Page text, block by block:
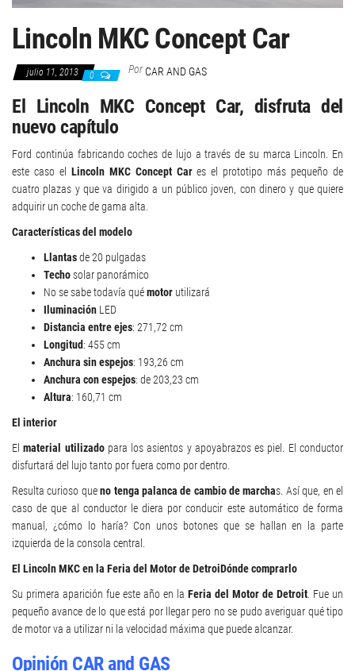
Lincoln MKC Concept Car
julio 11, 2013 0 Por CAR AND GAS
El Lincoln MKC Concept Car, disfruta del
nuevo capítulo
Ford continúa fabricando coches de lujo a través de su marca Lincoln. En
este caso el Lincoln MKC Concept Cares el prototipo más pequeño de
cuatro plazas y que va dirigido a un público joven, con dinero y que quiere
adquirir un coche de gama alta.
Características del modelo
Llantasde 20 pulgadas
Techosolar panorámico
No se sabe todavía quémotor utilizará
Iluminación LED
Distancia entre ejes: 271,72 cm
Longitud: 455 cm
Anchura sin espejos: 193,26 cm
Anchura con espejos: de 203,23 cm
Altura: 160,71 cm
El interior
Elmaterial utilizadopara los asientos y apoyabrazos es piel. El conductor
disfurtará del lujo tanto por fuera como por dentro.
Resulta curioso queno tenga palanca de cambio de marchas. Así que, en el
caso de que al conductor le diera por conducir este automático de forma
manual, ¿cómo lo haría? Con unos botones que se hallan en la parte
izquierda de la consola central.
El Lincoln MKC en la Feria del Motor de DetroiDónde comprarlo
Su primera aparición fue este año en la Feria del Motor de Detroit . Fue un
pequeño avance de lo que está por llegar pero no se pudo averiguar qué tipo
de motor va a utilizar ni la velocidad máxima que puede alcanzar.
Opinión CAR and GAS